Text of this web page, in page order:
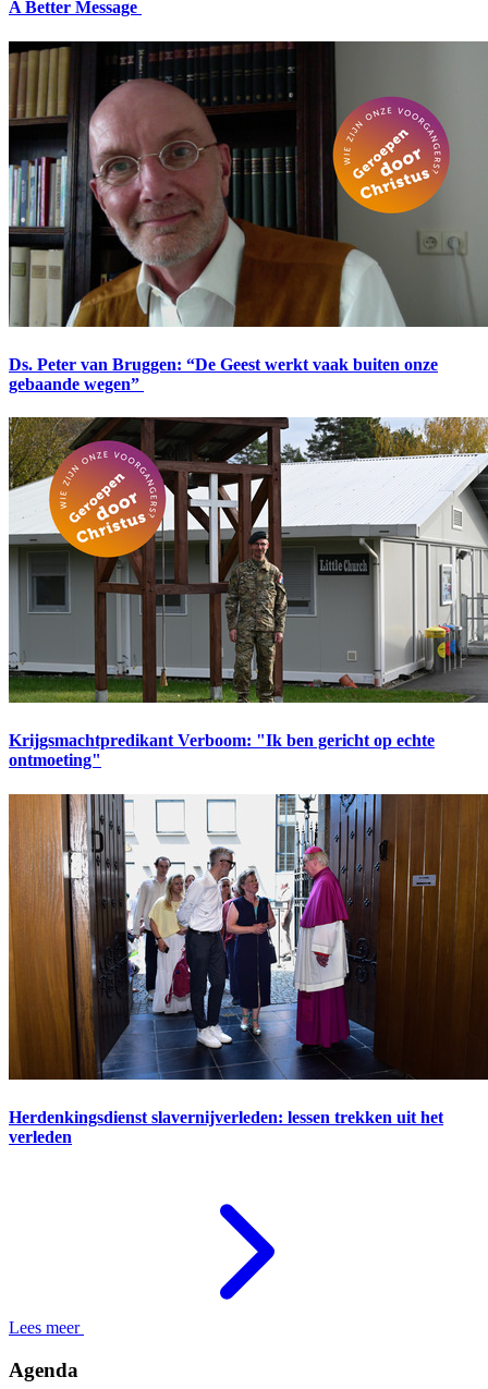
A Better Message
Ds. Peter van Bruggen: “De Geest werkt vaak buiten onze
gebaande wegen”
Krijgsmachtpredikant Verboom: "Ik ben gericht op echte
ontmoeting"
Herdenkingsdienst slavernijverleden: lessen trekken uit het
verleden
Lees meer
Agenda